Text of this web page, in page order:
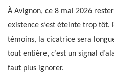
À Avignon, ce 8 mai 2026
existence s’est éteinte trop
témoins, la cicatrice sera
tout entière, c’est un signal
faut plus ignorer.